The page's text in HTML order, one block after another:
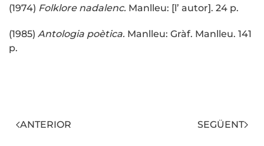
(1974) Folklore nadalenc. Manlleu: [l’ autor]. 24 p.
(1985) Antologia poètica. Manlleu: Gràf. Manlleu. 141
p.
ANTERIOR SEGÜENT